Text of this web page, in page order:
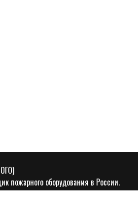
оборудования в России.